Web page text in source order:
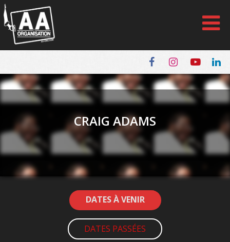
Panneau de gestion des cookies
CRAIG ADAMS
DATES À VENIR
DATES PASSÉES